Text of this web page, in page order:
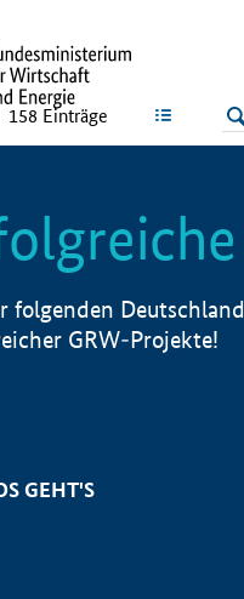
LISTE
158 Einträge
folgenden
GRW-Projekte!
GEHT'S